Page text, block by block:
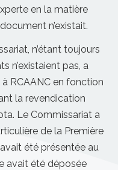
en la matière
n’existait.
n’étant toujours
n’existaient pas, a
RCAANC en fonction
la revendication
Le Commissariat a
de la Première
été présentée au
avait été déposée